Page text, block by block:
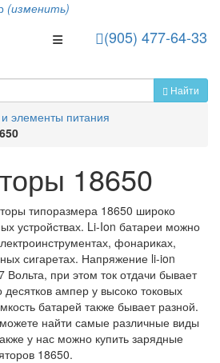
(изменить)
(905) 477-64-33
Toggle Navigation
Найти
элементы питания
18650
типоразмера 18650 широко
устройствах. Li-Ion батареи можно
фонариках,
сигаретах. Напряжение li-ion
Вольта, при этом ток отдачи бывает
ампер у высоко токовых
батарей также бывает разной.
найти самые различные виды
у нас можно купить зарядные
18650.